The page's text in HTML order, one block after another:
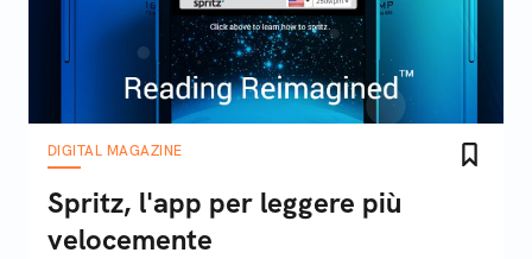
DIGITAL MAGAZINE
Spritz, l'app per leggere più
velocemente